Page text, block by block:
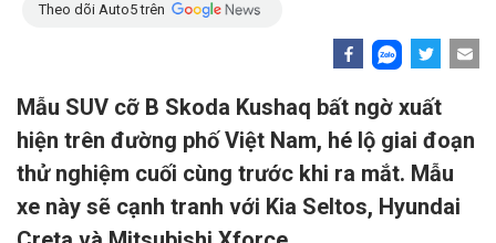
Theo dõi Auto5 trên
Mẫu SUV cỡ B Skoda Kushaq bất ngờ xuất
hiện trên đường phố Việt Nam, hé lộ giai đoạn
thử nghiệm cuối cùng trước khi ra mắt. Mẫu
xe này sẽ cạnh tranh với Kia Seltos, Hyundai